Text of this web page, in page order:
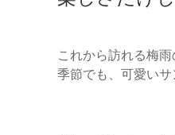
これから訪れる梅
季節でも、可愛いサ